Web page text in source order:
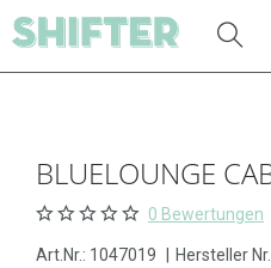
BLUELOUNGE
0 Bewertungen
Art.Nr.: 1047019 Hersteller